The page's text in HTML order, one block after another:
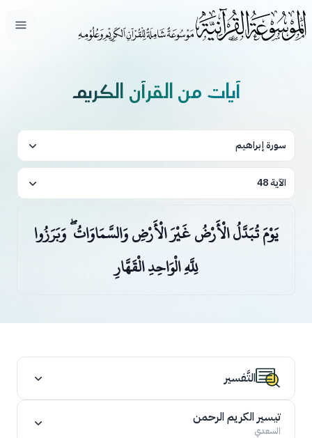
فتح
آيات من القرآن الكريم
سورة إبراهيم
الآية 48
يَوْمَ تُبَدَّلُ الْأَرْضُ غَيْرَ الْأَرْضِ وَالسَّمَاوَاتُ ۖ وَبَرَزُوا
لِلَّهِ الْوَاحِدِ الْقَهَّارِ
التَّفسير
تيسير الكريم الرحمن
السعدي